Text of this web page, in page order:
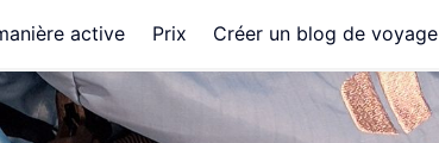
active Prix Créer un blog de voyage